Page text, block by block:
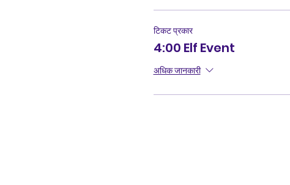
टिकट प्रकार
4:00 Elf Event
अधिक जानकारी